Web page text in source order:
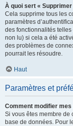
À quoi sert «
Cela supprime tous les
paramètres
des fonctionnalités
non lu) si cela a été
des problèmes de
pourrait les résoudre.
Haut
Paramètres et
Comment modifier
Si vous êtes membre de
base de données. Pour